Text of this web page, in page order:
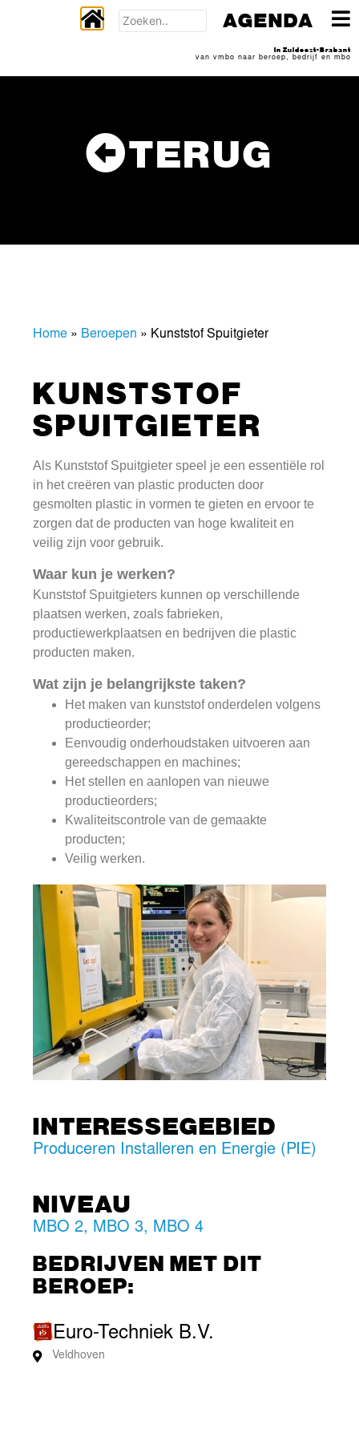
TERUG
Home » Beroepen » Kunststof Spuitgieter
KUNSTSTOF
SPUITGIETER
Als Kunststof Spuitgieter speel je een essentiële rol
in het creëren van plastic producten door
gesmolten plastic in vormen te gieten en ervoor te
zorgen dat de producten van hoge kwaliteit en
veilig zijn voor gebruik.
Waar kun je werken?
Kunststof Spuitgieters kunnen op verschillende
plaatsen werken, zoals fabrieken,
productiewerkplaatsen en bedrijven die plastic
producten maken.
Wat zijn je belangrijkste taken?
Het maken van kunststof onderdelen volgens
productieorder;
Eenvoudig onderhoudstaken uitvoeren aan
gereedschappen en machines;
Het stellen en aanlopen van nieuwe
productieorders;
Kwaliteitscontrole van de gemaakte
producten;
Veilig werken.
INTERESSEGEBIED
Produceren Installeren en Energie (PIE)
NIVEAU
MBO 2, MBO 3, MBO 4
BEDRIJVEN MET DIT
BEROEP:
Euro-Techniek B.V.
Veldhoven
AGENDA
In Zuidoost-Brabant
van vmbo naar beroep, bedrijf en mbo